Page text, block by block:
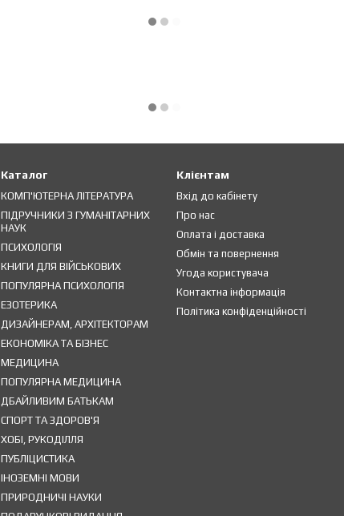
Каталог
КОМП'ЮТЕРНА ЛІТЕРАТУРА
ПІДРУЧНИКИ З ГУМАНІТАРНИХ
НАУК
ПСИХОЛОГІЯ
КНИГИ ДЛЯ ВІЙСЬКОВИХ
ПОПУЛЯРНА ПСИХОЛОГІЯ
ЕЗОТЕРИКА
ДИЗАЙНЕРАМ, АРХІТЕКТОРАМ
ЕКОНОМІКА ТА БІЗНЕС
МЕДИЦИНА
ПОПУЛЯРНА МЕДИЦИНА
ДБАЙЛИВИМ БАТЬКАМ
СПОРТ ТА ЗДОРОВ'Я
ХОБІ, РУКОДІЛЛЯ
ПУБЛІЦИСТИКА
ІНОЗЕМНІ МОВИ
ПРИРОДНИЧІ НАУКИ
Клієнтам
Вхід до кабінету
Про нас
Оплата і доставка
Обмін та повернення
Угода користувача
Контактна інформація
Політика конфіденційності